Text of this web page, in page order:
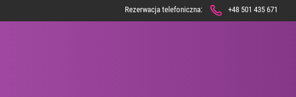
Rezerwacja telefoniczna: +48 501 435 671